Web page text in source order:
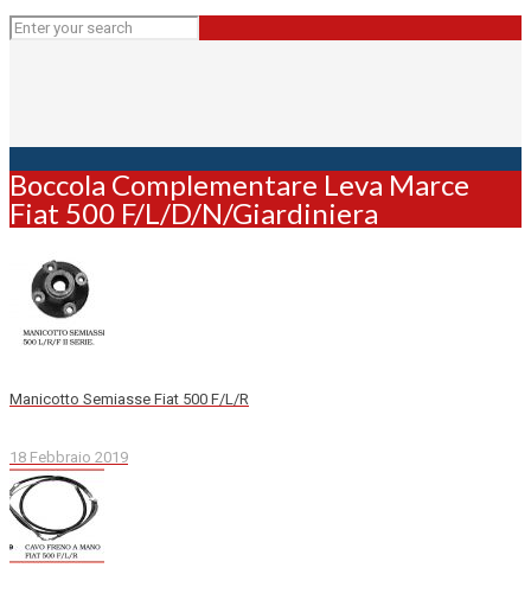
Boccola Complementare Leva Marce
Fiat 500 F/L/D/N/Giardiniera
Manicotto Semiasse Fiat 500 F/L/R
18 Febbraio 2019